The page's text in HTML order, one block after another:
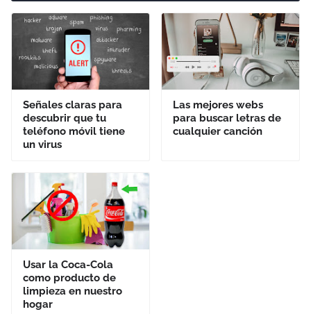
Señales claras para
descubrir que tu
teléfono móvil tiene
un virus
Las mejores webs
para buscar letras de
cualquier canción
Usar la Coca-Cola
como producto de
limpieza en nuestro
hogar